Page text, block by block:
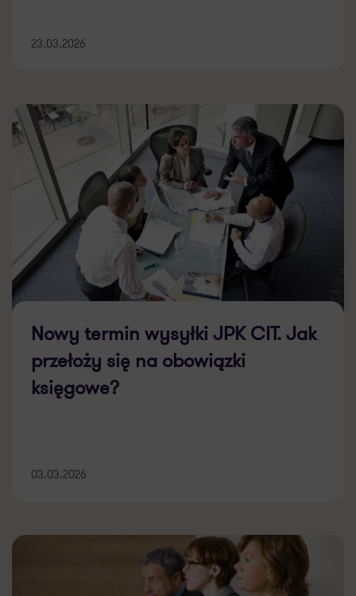
23.03.2026
Nowy termin wysyłki JPK CIT. Jak
przełoży się na obowiązki
księgowe?
03.03.2026